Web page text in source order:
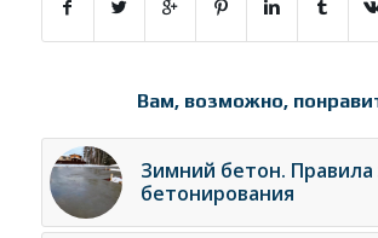
Вам, возможно,
Зимний бетон. Правила
бетонирования